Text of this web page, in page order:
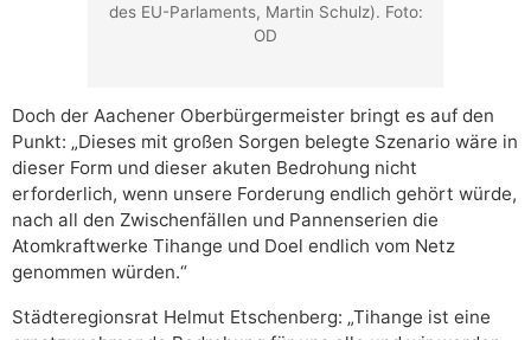
des EU-Parlaments, Martin Schulz). Foto:
OD
Doch der Aachener Oberbürgermeister bringt es auf den
Punkt: „Dieses mit großen Sorgen belegte Szenario wäre in
dieser Form und dieser akuten Bedrohung nicht
erforderlich, wenn unsere Forderung endlich gehört würde,
nach all den Zwischenfällen und Pannenserien die
Atomkraftwerke Tihange und Doel endlich vom Netz
genommen würden.“
Städteregionsrat Helmut Etschenberg: „Tihange ist eine